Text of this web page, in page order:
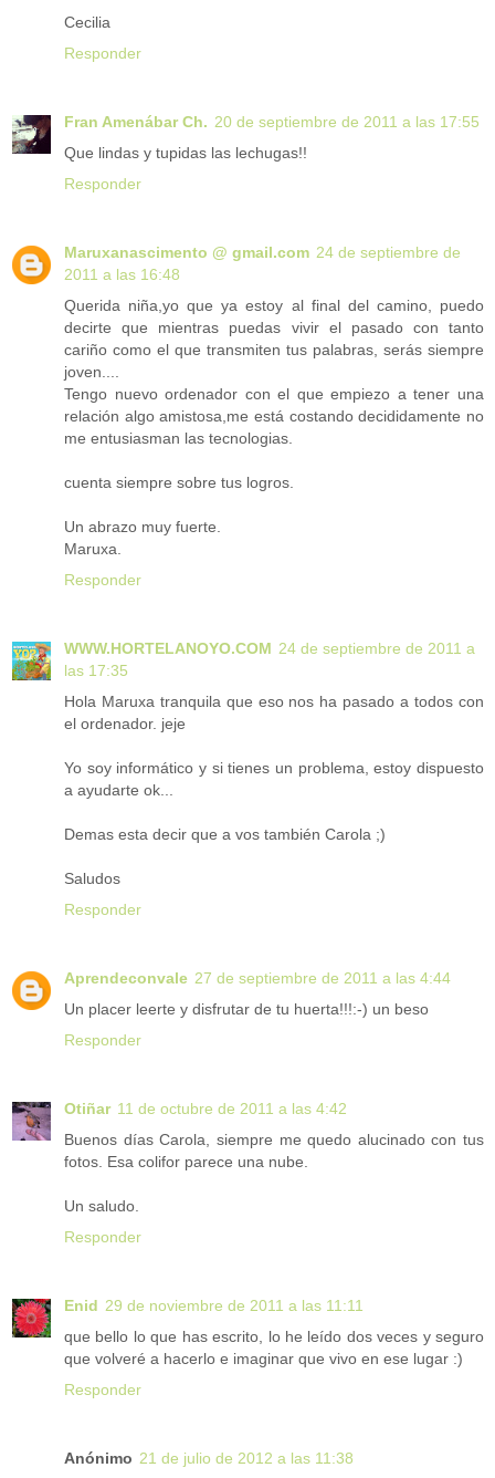
Cecilia
Responder
Fran Amenábar Ch. 20 de septiembre de 2011 a las 17:55
Que lindas y tupidas las lechugas!!
Responder
Maruxanascimento @ gmail.com 24 de septiembre de
2011 a las 16:48
Querida niña,yo que ya estoy al final del camino, puedo
decirte que mientras puedas vivir el pasado con tanto
cariño como el que transmiten tus palabras, serás siempre
joven....
Tengo nuevo ordenador con el que empiezo a tener una
relación algo amistosa,me está costando decididamente no
me entusiasman las tecnologias.
cuenta siempre sobre tus logros.
Un abrazo muy fuerte.
Maruxa.
Responder
WWW.HORTELANOYO.COM 24 de septiembre de 2011 a
las 17:35
Hola Maruxa tranquila que eso nos ha pasado a todos con
el ordenador. jeje
Yo soy informático y si tienes un problema, estoy dispuesto
a ayudarte ok...
Demas esta decir que a vos también Carola ;)
Saludos
Responder
Aprendeconvale 27 de septiembre de 2011 a las 4:44
Un placer leerte y disfrutar de tu huerta!!!:-) un beso
Responder
Otiñar 11 de octubre de 2011 a las 4:42
Buenos días Carola, siempre me quedo alucinado con tus
fotos. Esa colifor parece una nube.
Un saludo.
Responder
Enid 29 de noviembre de 2011 a las 11:11
que bello lo que has escrito, lo he leído dos veces y seguro
que volveré a hacerlo e imaginar que vivo en ese lugar :)
Responder
Anónimo 21 de julio de 2012 a las 11:38